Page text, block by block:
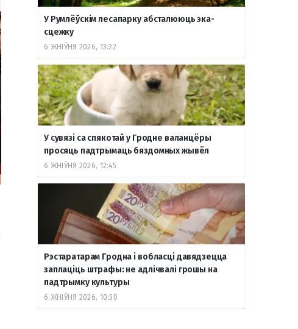
У Румлёўскім лесапарку абсталююць эка-
сцежку
6 ЖНІЎНЯ 2026, 13:22
У сувязі са спякотай у Гродне валанцёры
просяць падтрымаць бяздомных жывёл
6 ЖНІЎНЯ 2026, 12:45
Рэстаратарам Гродна і вобласці давядзецца
заплаціць штрафы: не адлічвалі грошы на
падтрымку культуры
6 ЖНІЎНЯ 2026, 10:30